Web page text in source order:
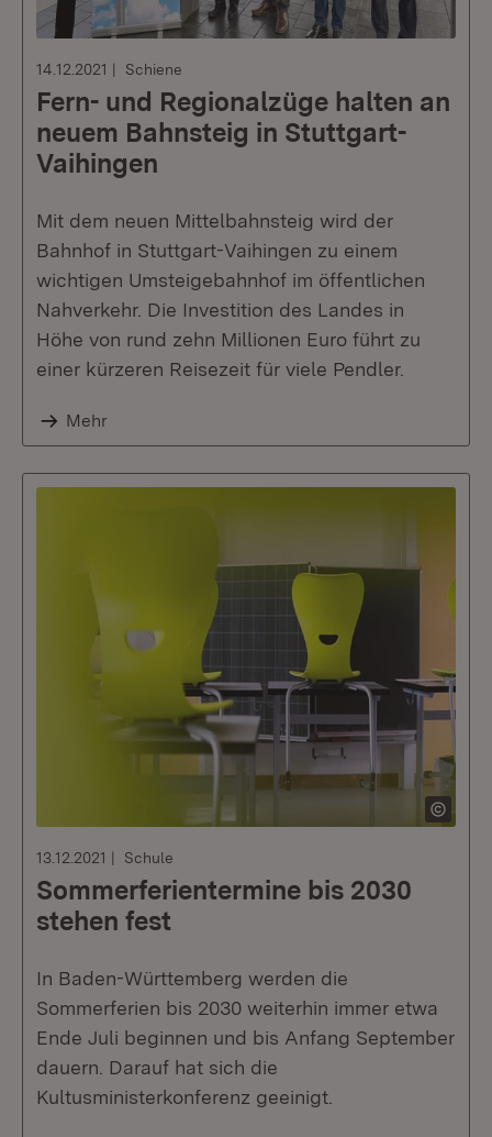
14.12.2021 Schiene
Fern- und Regionalzüge halten an
neuem Bahnsteig in Stuttgart-
Vaihingen
Mit dem neuen Mittelbahnsteig wird der
Bahnhof in Stuttgart-Vaihingen zu einem
wichtigen Umsteigebahnhof im öffentlichen
Nahverkehr. Die Investition des Landes in
Höhe von rund zehn Millionen Euro führt zu
einer kürzeren Reisezeit für viele Pendler.
Mehr
13.12.2021 Schule
Sommerferientermine bis 2030
stehen fest
In Baden-Württemberg werden die
Sommerferien bis 2030 weiterhin immer etwa
Ende Juli beginnen und bis Anfang September
dauern. Darauf hat sich die
Kultusministerkonferenz geeinigt.